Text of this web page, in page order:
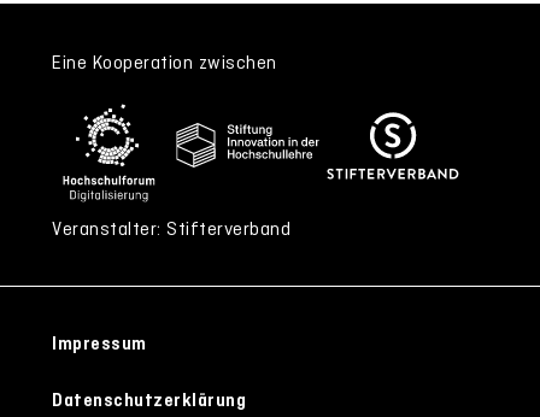
Eine Kooperation zwischen
Veranstalter: Stifterverband
Impressum
Datenschutzerklärung